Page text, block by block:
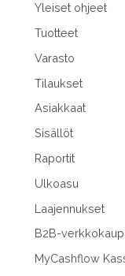
Yleiset ohjeet
Tuotteet
Varasto
Tilaukset
Asiakkaat
Sisällöt
Raportit
Ulkoasu
Laajennukset
B2B-
MyCashflow